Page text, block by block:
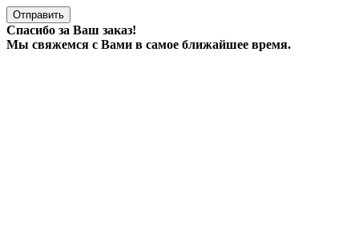
Отправить
Спасибо за Ваш заказ!
Мы свяжемся с Вами в самое ближайшее время.